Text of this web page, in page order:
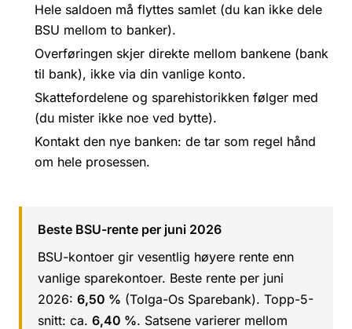
Hele saldoen må flyttes samlet (du kan ikke dele
BSU mellom to banker).
Overføringen skjer direkte mellom bankene (bank
til bank), ikke via din vanlige konto.
Skattefordelene og sparehistorikken følger med
(du mister ikke noe ved bytte).
Kontakt den nye banken: de tar som regel hånd
om hele prosessen.
Beste BSU-rente per juni 2026
BSU-kontoer gir vesentlig høyere rente enn
vanlige sparekontoer. Beste rente per juni
2026: 6,50 % (Tolga-Os Sparebank). Topp-5-
snitt: ca. 6,40 %. Satsene varierer mellom